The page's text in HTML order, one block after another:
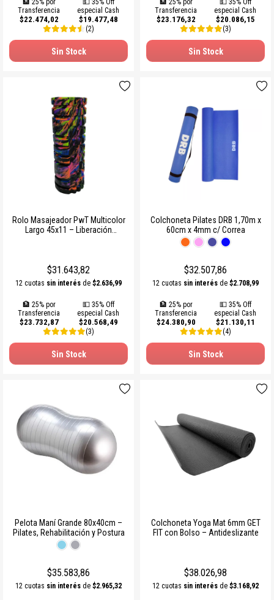
🏦 25% por
Transferencia
$22.474,02
💵 35% Off
especial Cash
$19.477,48
(2)
Sin Stock
🏦 25% por
Transferencia
$23.176,32
💵 35% Off
especial Cash
$20.086,15
(3)
Sin Stock
Rolo Masajeador PwT Multicolor
Largo 45x11 – Liberación
$31.643,82
12 cuotas sin interés de $2.636,99
🏦 25% por
Transferencia
$23.732,87
💵 35% Off
especial Cash
$20.568,49
(3)
Sin Stock
Colchoneta Pilates DRB 1,70m x
60cm x 4mm c/ Correa
$32.507,86
12 cuotas sin interés de $2.708,99
🏦 25% por
Transferencia
$24.380,90
💵 35% Off
especial Cash
$21.130,11
(4)
Sin Stock
Pelota Maní Grande 80x40cm –
Pilates, Rehabilitación y Postura
$35.583,86
12 cuotas sin interés de $2.965,32
Colchoneta Yoga Mat 6mm GET
FIT con Bolso – Antideslizante
$38.026,98
12 cuotas sin interés de $3.168,92